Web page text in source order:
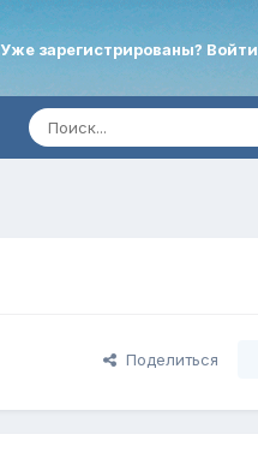
Уже зарегистрированы? Войти
Поделиться